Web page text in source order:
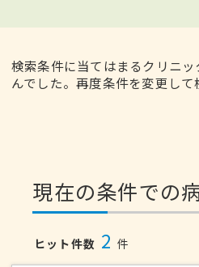
検索条件に当てはまるクリニ
んでした。再度条件を変更して
現在の条件での
ヒット件数 2 件